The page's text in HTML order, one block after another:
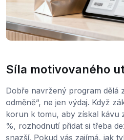
Síla motivovaného
Dobře navržený program dělá
odměně“, ne jen výdaj. Když
korun k tomu, aby získal kávu
%, rozhodnutí přidat si třeba
snazší. Pokud vás zajímá, jak